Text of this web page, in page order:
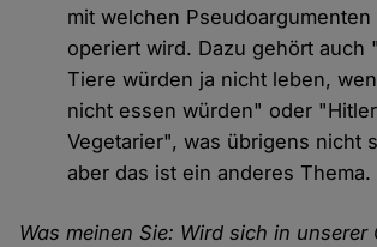
mit welchen Pseudoargumenten
operiert wird. Dazu gehört auch
Tiere würden ja nicht leben,
nicht essen würden" oder
Vegetarier", was übrigens nicht
aber das ist ein anderes Thema.
Was meinen Sie: Wird sich in unserer